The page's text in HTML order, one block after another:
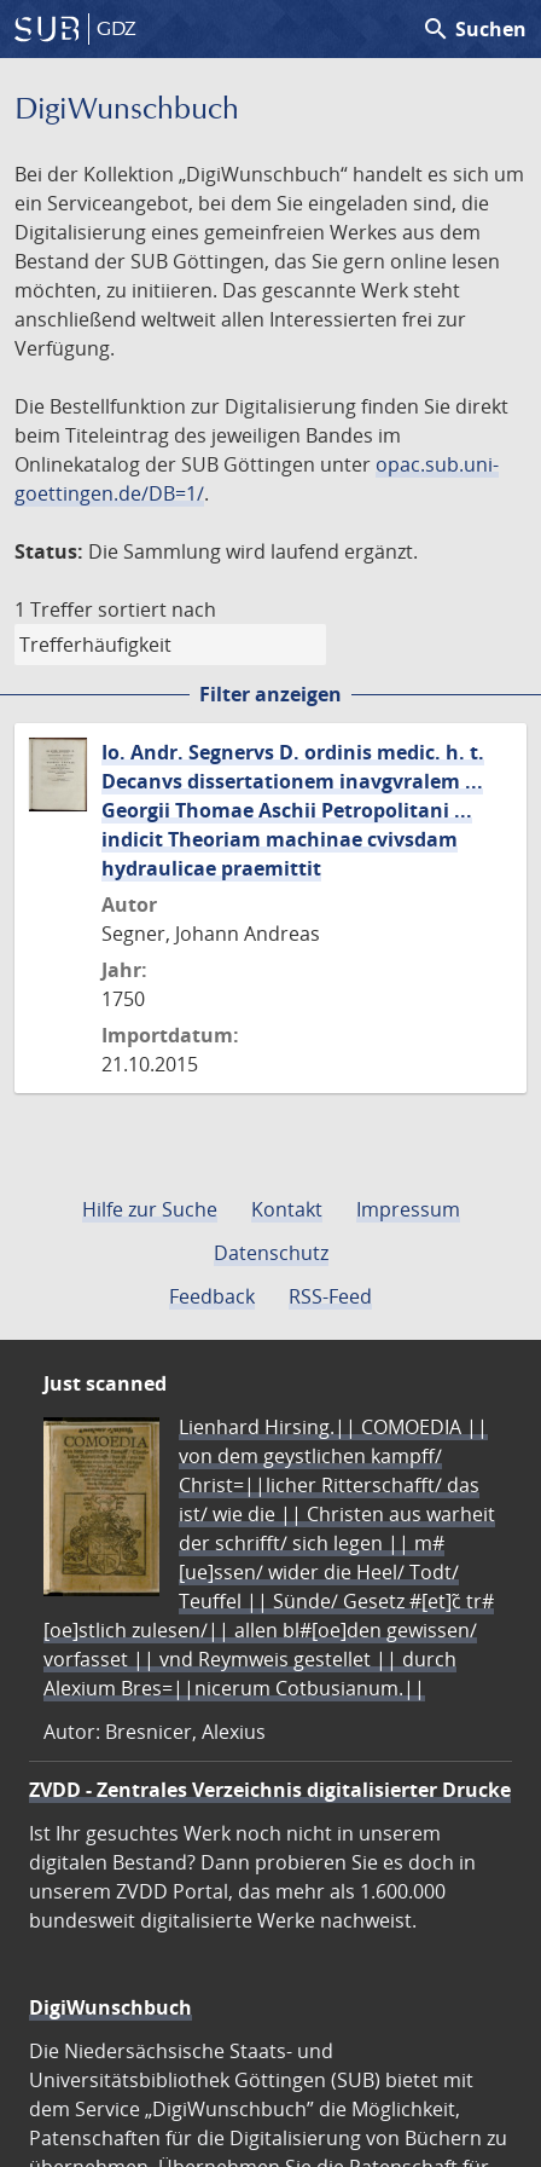
GDZ search Suchen
DigiWunschbuch
Bei der Kollektion „DigiWunschbuch“ handelt es sich um
ein Serviceangebot, bei dem Sie eingeladen sind, die
Digitalisierung eines gemeinfreien Werkes aus dem
Bestand der SUB Göttingen, das Sie gern online lesen
möchten, zu initiieren. Das gescannte Werk steht
anschließend weltweit allen Interessierten frei zur
Verfügung.
Die Bestellfunktion zur Digitalisierung finden Sie direkt
beim Titeleintrag des jeweiligen Bandes im
Onlinekatalog der SUB Göttingen unter opac.sub.uni-
goettingen.de/DB=1/.
Status: Die Sammlung wird laufend ergänzt.
1 Treffer sortiert nach
Filter anzeigen
Io. Andr. Segnervs D. ordinis medic. h. t.
Decanvs dissertationem inavgvralem ...
Georgii Thomae Aschii Petropolitani ...
indicit Theoriam machinae cvivsdam
hydraulicae praemittit
Autor
Segner, Johann Andreas
Jahr:
1750
Importdatum:
21.10.2015
Hilfe zur Suche Kontakt
Impressum
Datenschutz
Feedback
RSS-Feed
Just scanned
Lienhard Hirsing.|| COMOEDIA ||
von dem geystlichen kampff/
Christ=||licher Ritterschafft/ das
ist/ wie die || Christen aus warheit
der schrifft/ sich legen || m#
[ue]ssen/ wider die Heel/ Todt/
Teuffel || Sünde/ Gesetz #[et]c̃ tr#
[oe]stlich zulesen/|| allen bl#[oe]den gewissen/
vorfasset || vnd Reymweis gestellet || durch
Alexium Bres=||nicerum Cotbusianum.||
Autor: Bresnicer, Alexius
ZVDD - Zentrales Verzeichnis digitalisierter Drucke
Ist Ihr gesuchtes Werk noch nicht in unserem
digitalen Bestand? Dann probieren Sie es doch in
unserem ZVDD Portal, das mehr als 1.600.000
bundesweit digitalisierte Werke nachweist.
DigiWunschbuch
Die Niedersächsische Staats- und
Universitätsbibliothek Göttingen (SUB) bietet mit
dem Service „DigiWunschbuch” die Möglichkeit,
Patenschaften für die Digitalisierung von Büchern zu